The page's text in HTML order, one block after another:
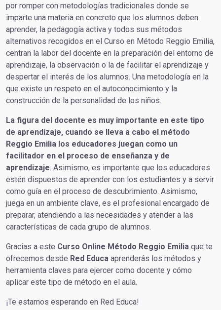
por romper con metodologías tradicionales donde se
imparte una materia en concreto que los alumnos deben
aprender, la pedagogía activa y todos sus métodos
alternativos recogidos en el Curso en Método Reggio Emilia,
centran la labor del docente en la preparación del entorno de
aprendizaje, la observación o la de facilitar el aprendizaje y
despertar el interés de los alumnos. Una metodología en la
que existe un respeto en el autoconocimiento y la
construcción de la personalidad de los niños.
La figura del docente es muy importante en este tipo
de aprendizaje, cuando se lleva a cabo el método
Reggio Emilia los educadores juegan como un
facilitador en el proceso de enseñanza y de
aprendizaje. Asimismo, es importante que los educadores
estén dispuestos de aprender con los estudiantes y a servir
como guía en el proceso de descubrimiento. Asimismo,
juega en un ambiente clave, es el profesional encargado de
preparar, atendiendo a las necesidades y atender a las
características de cada grupo de alumnos.
Gracias a este Curso Online Método Reggio Emilia que te
ofrecemos desde Red Educa aprenderás los métodos y
herramienta claves para ejercer como docente y cómo
aplicar este tipo de método en el aula.
¡Te estamos esperando en Red Educa!